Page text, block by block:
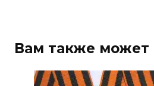
Вам также может